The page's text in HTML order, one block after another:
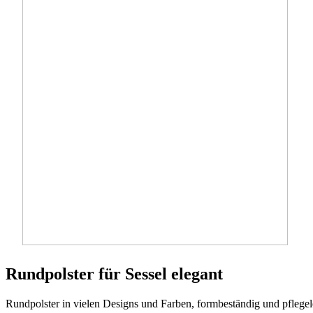
Rundpolster für Sessel elegant
Rundpolster in vielen Designs und Farben, formbeständig und